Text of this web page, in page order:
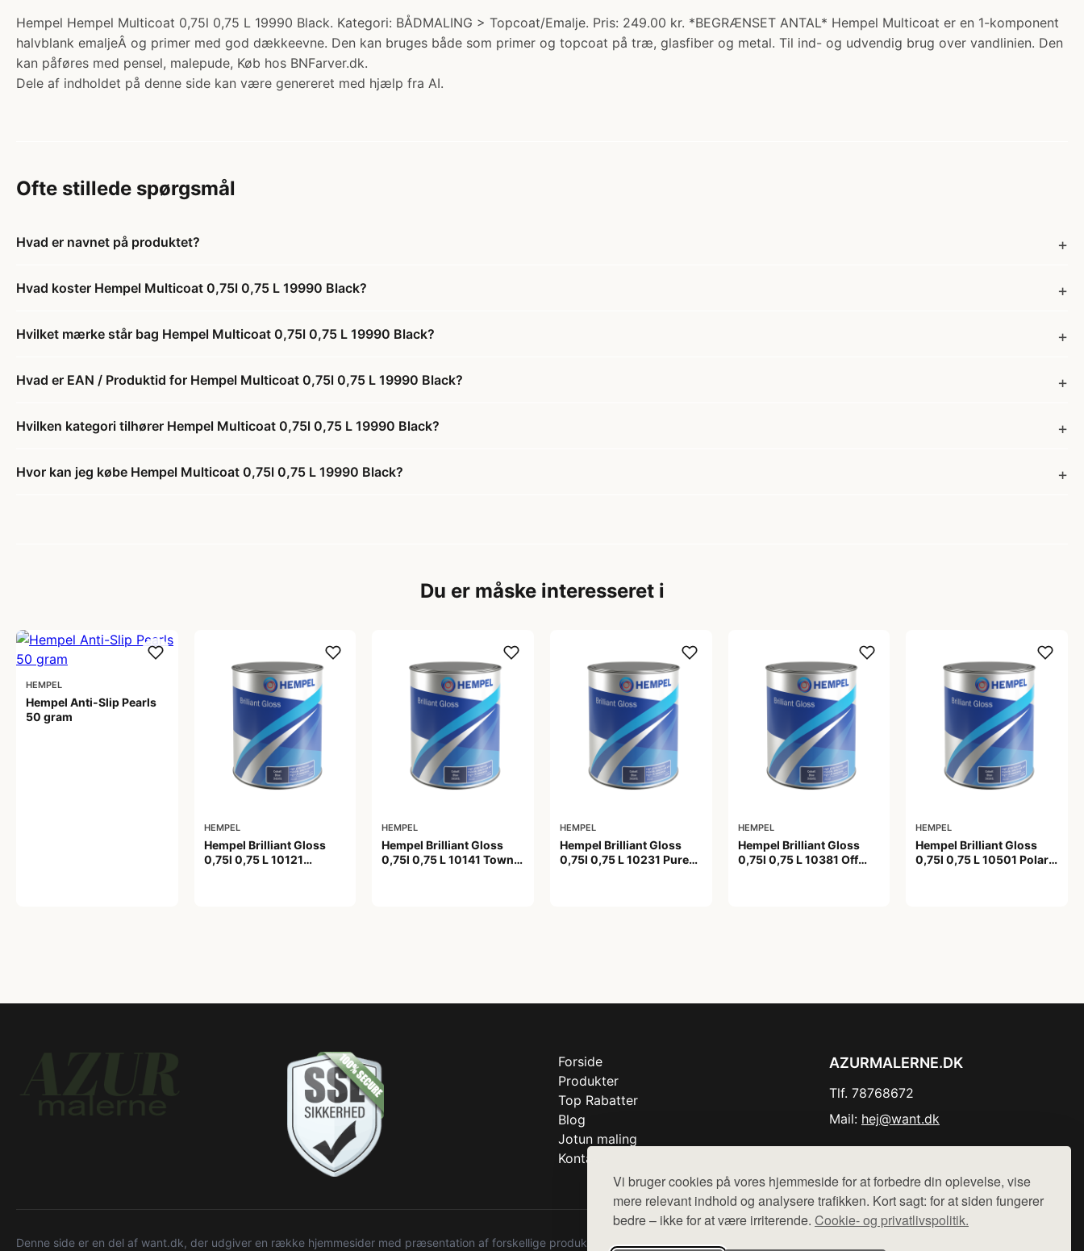
Vi bruger cookies på vores hjemmeside for at forbedre din oplevelse, vise
mere relevant indhold og analysere trafikken. Kort sagt: for at siden fungerer
bedre – ikke for at være irriterende. Cookie- og privatlivspolitik.
Hempel Hempel Multicoat 0,75l 0,75 L 19990 Black. Kategori: BÅDMALING > Topcoat/Emalje. Pris: 249.00 kr. *BEGRÆNSET ANTAL* Hempel Multicoat er en 1-komponent
halvblank emaljeÂ og primer med god dækkeevne. Den kan bruges både som primer og topcoat på træ, glasfiber og metal. Til ind- og udvendig brug over vandlinien. Den
kan påføres med pensel, malepude, Køb hos BNFarver.dk.
Dele af indholdet på denne side kan være genereret med hjælp fra AI.
Ofte stillede spørgsmål
Hvad er navnet på produktet?
Hvad koster Hempel Multicoat 0,75l 0,75 L 19990 Black?
Hvilket mærke står bag Hempel Multicoat 0,75l 0,75 L 19990 Black?
Hvad er EAN / Produktid for Hempel Multicoat 0,75l 0,75 L 19990 Black?
Hvilken kategori tilhører Hempel Multicoat 0,75l 0,75 L 19990 Black?
Hvor kan jeg købe Hempel Multicoat 0,75l 0,75 L 19990 Black?
Du er måske interesseret i
HEMPEL
Hempel Anti-Slip Pearls
50 gram
HEMPEL
Hempel Brilliant Gloss
0,75l 0,75 L 10121
HEMPEL
Hempel Brilliant Gloss
0,75l 0,75 L 10141 Town
HEMPEL
Hempel Brilliant Gloss
0,75l 0,75 L 10231 Pure
HEMPEL
Hempel Brilliant Gloss
0,75l 0,75 L 10381 Off
HEMPEL
Hempel Brilliant Gloss
0,75l 0,75 L 10501 Polar
Forside
Produkter
Top Rabatter
Blog
Jotun maling
Kontakt
AZURMALERNE.DK
Tlf. 78768672
Mail: hej@want.dk
Denne side er en del af want.dk, der udgiver en række hjemmesider med præsentation af forskellige produkter fra diverse webshops. Der sælges ikke varer fra denne side - vi henviser til de shops,